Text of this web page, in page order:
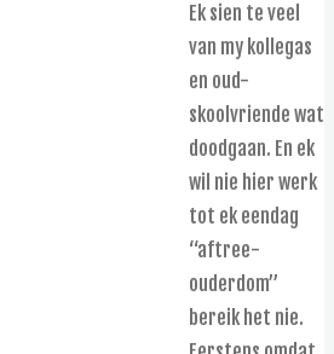
Ek sien te veel
van my kollegas
en oud-
skoolvriende wat
doodgaan. En ek
wil nie hier werk
tot ek eendag
“aftree-
ouderdom”
bereik het nie.